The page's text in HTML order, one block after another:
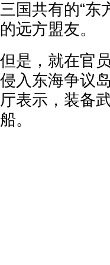
三国共有的“东
的远方盟友。
但是，就在官
侵入东海争议
厅表示，装备
船。